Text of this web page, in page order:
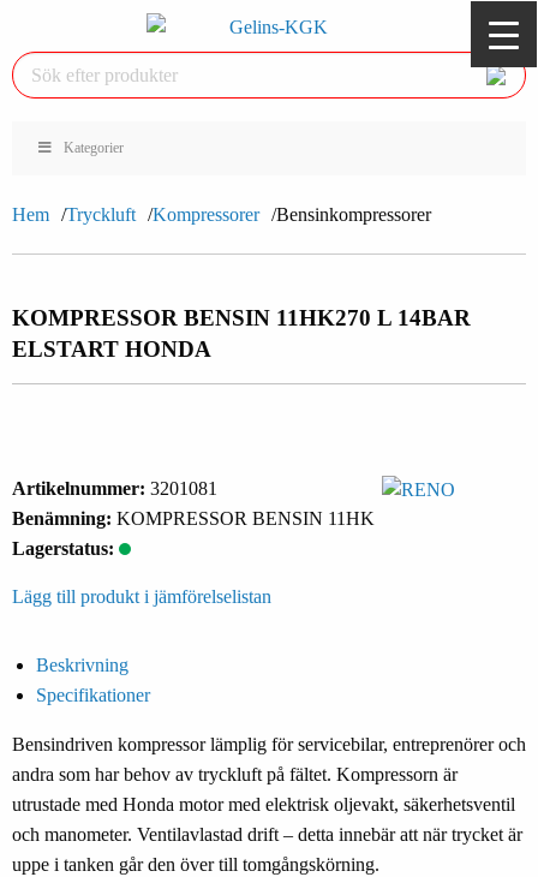
Kategorier
Hem Tryckluft Kompressorer Bensinkompressorer
KOMPRESSOR BENSIN 11HK270 L 14BAR
ELSTART HONDA
Artikelnummer: 3201081
Benämning: KOMPRESSOR BENSIN 11HK
Lagerstatus:
Lägg till produkt i jämförelselistan
Beskrivning
Specifikationer
Bensindriven kompressor lämplig för servicebilar, entreprenörer och
andra som har behov av tryckluft på fältet. Kompressorn är
utrustade med Honda motor med elektrisk oljevakt, säkerhetsventil
och manometer. Ventilavlastad drift – detta innebär att när trycket är
uppe i tanken går den över till tomgångskörning.